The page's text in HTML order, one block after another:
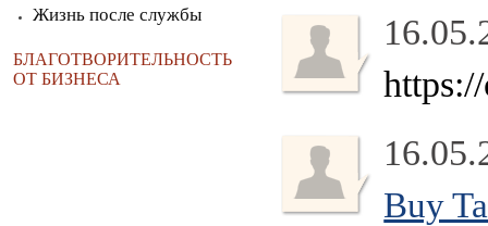
Жизнь после службы
БЛАГОТВОРИТЕЛЬНОСТЬ
ОТ БИЗНЕСА
Buy